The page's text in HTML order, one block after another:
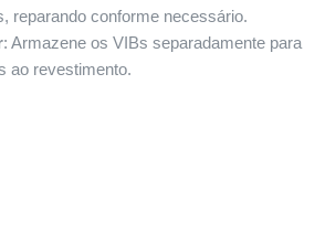
reparando conforme necessário.
: Armazene os VIBs separadamente para
ao revestimento.